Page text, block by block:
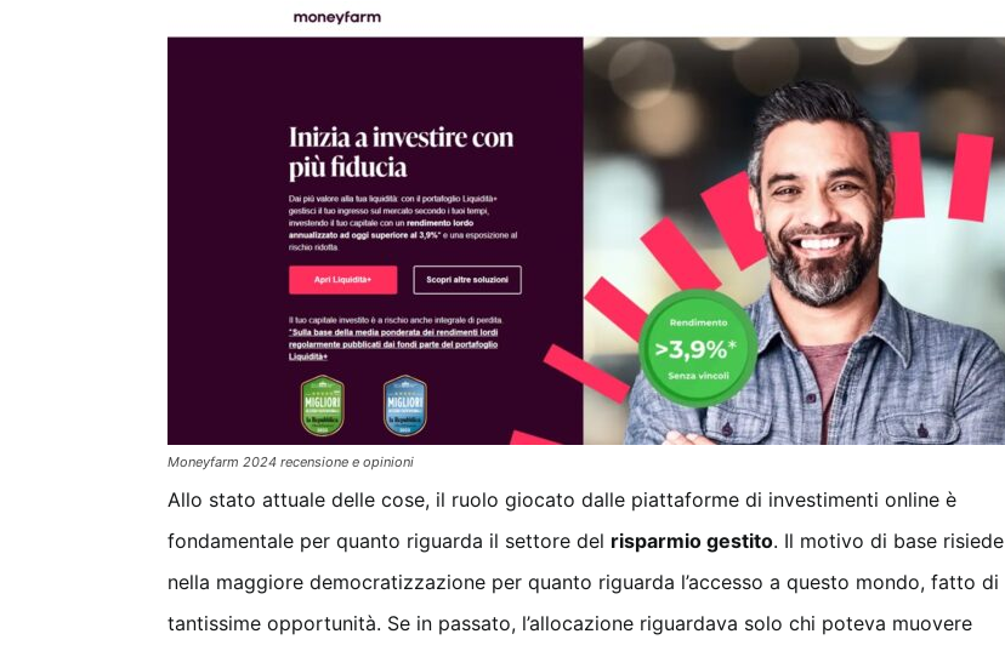
Moneyfarm 2024 recensione e opinioni
Allo stato attuale delle cose, il ruolo giocato dalle piattaforme di investimenti online è
fondamentale per quanto riguarda il settore del risparmio gestito. Il motivo di base risiede
nella maggiore democratizzazione per quanto riguarda l’accesso a questo mondo, fatto di
tantissime opportunità. Se in passato, l’allocazione riguardava solo chi poteva muovere